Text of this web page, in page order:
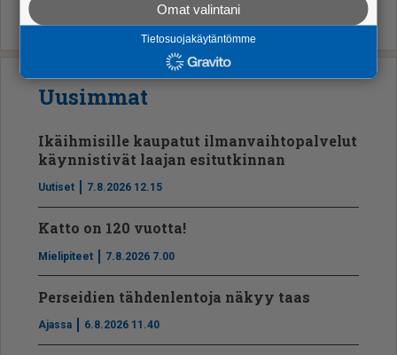
Uusimmat
Ikäihmisille kaupatut ilmanvaihtopalvelut
käynnistivät laajan esitutkinnan
Uutiset 7.8.2026 12.15
Katto on 120 vuotta!
Mielipiteet 7.8.2026 7.00
Perseidien tähdenlentoja näkyy taas
Ajassa 6.8.2026 11.40
Omat valintani
Tietosuojakäytäntömme